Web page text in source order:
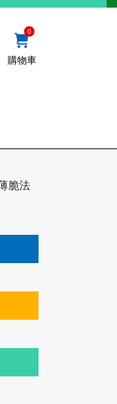
0
購物車
脆法